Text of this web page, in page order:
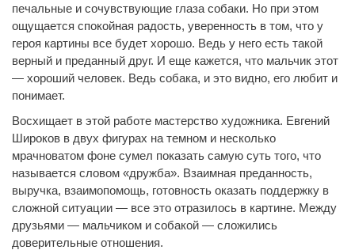
печальные и сочувствующие глаза собаки. Но при этом
ощущается спокойная радость, уверенность в том, что у
героя картины все будет хорошо. Ведь у него есть такой
верный и преданный друг. И еще кажется, что мальчик этот
— хороший человек. Ведь собака, и это видно, его любит и
понимает.
Восхищает в этой работе мастерство художника. Евгений
Широков в двух фигурах на темном и несколько
мрачноватом фоне сумел показать самую суть того, что
называется словом «дружба». Взаимная преданность,
выручка, взаимопомощь, готовность оказать поддержку в
сложной ситуации — все это отразилось в картине. Между
друзьями — мальчиком и собакой — сложились
доверительные отношения.